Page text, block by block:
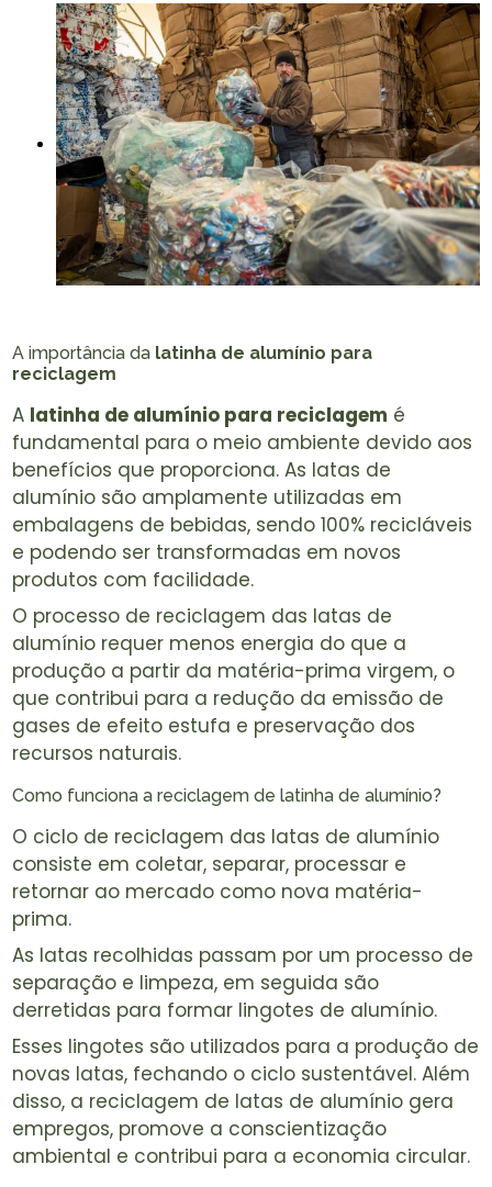
A importância da latinha de alumínio para
reciclagem
A latinha de alumínio para reciclagem é
fundamental para o meio ambiente devido aos
benefícios que proporciona. As latas de
alumínio são amplamente utilizadas em
embalagens de bebidas, sendo 100% recicláveis
e podendo ser transformadas em novos
produtos com facilidade.
O processo de reciclagem das latas de
alumínio requer menos energia do que a
produção a partir da matéria-prima virgem, o
que contribui para a redução da emissão de
gases de efeito estufa e preservação dos
recursos naturais.
Como funciona a reciclagem de latinha de alumínio?
O ciclo de reciclagem das latas de alumínio
consiste em coletar, separar, processar e
retornar ao mercado como nova matéria-
prima.
As latas recolhidas passam por um processo de
separação e limpeza, em seguida são
derretidas para formar lingotes de alumínio.
Esses lingotes são utilizados para a produção de
novas latas, fechando o ciclo sustentável. Além
disso, a reciclagem de latas de alumínio gera
empregos, promove a conscientização
ambiental e contribui para a economia circular.